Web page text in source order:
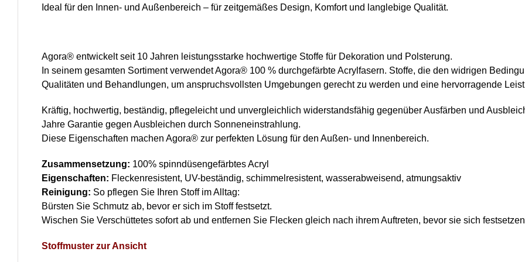
Ideal für den Innen- und Außenbereich – für zeitgemäßes Design, Komfort und langlebige Qualität.
Agora® entwickelt seit 10 Jahren leistungsstarke hochwertige Stoffe für Dekoration und Polsterung.
In seinem gesamten Sortiment verwendet Agora® 100 % durchgefärbte Acrylfasern. Stoffe, die den widrigen
Qualitäten und Behandlungen, um anspruchsvollsten Umgebungen gerecht zu werden und eine hervorragende
Kräftig, hochwertig, beständig, pflegeleicht und unvergleichlich widerstandsfähig gegenüber Ausfärben und
Jahre Garantie gegen Ausbleichen durch Sonneneinstrahlung.
Diese Eigenschaften machen Agora® zur perfekten Lösung für den Außen- und Innenbereich.
Zusammensetzung: 100% spinndüsengefärbtes Acryl
Eigenschaften: Fleckenresistent, UV-beständig, schimmelresistent, wasserabweisend, atmungsaktiv
Reinigung: So pflegen Sie Ihren Stoff im Alltag:
Bürsten Sie Schmutz ab, bevor er sich im Stoff festsetzt.
Wischen Sie Verschüttetes sofort ab und entfernen Sie Flecken gleich nach ihrem Auftreten, bevor sie sich
Stoffmuster zur Ansicht